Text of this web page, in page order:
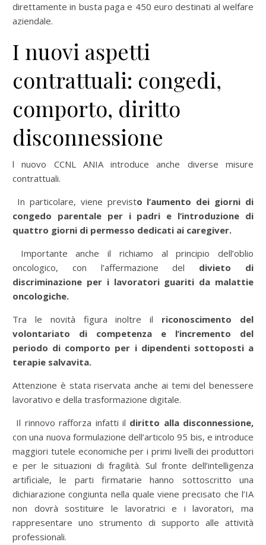
direttamente in busta paga e 450 euro destinati al welfare
aziendale.
I nuovi aspetti
contrattuali: congedi,
comporto, diritto
disconnessione
l nuovo CCNL ANIA introduce anche diverse misure
contrattuali.
In particolare, viene previsto l’aumento dei giorni di
congedo parentale per i padri e l’introduzione di
quattro giorni di permesso dedicati ai caregiver.
Importante anche il richiamo al principio dell’oblio
oncologico, con l’affermazione del divieto di
discriminazione per i lavoratori guariti da malattie
oncologiche.
Tra le novità figura inoltre il riconoscimento del
volontariato di competenza e l’incremento del
periodo di comporto per i dipendenti sottoposti a
terapie salvavita.
Attenzione è stata riservata anche ai temi del benessere
lavorativo e della trasformazione digitale.
Il rinnovo rafforza infatti il diritto alla disconnessione,
con una nuova formulazione dell’articolo 95 bis, e introduce
maggiori tutele economiche per i primi livelli dei produttori
e per le situazioni di fragilità. Sul fronte dell’intelligenza
artificiale, le parti firmatarie hanno sottoscritto una
dichiarazione congiunta nella quale viene precisato che l’IA
non dovrà sostituire le lavoratrici e i lavoratori, ma
rappresentare uno strumento di supporto alle attività
professionali.